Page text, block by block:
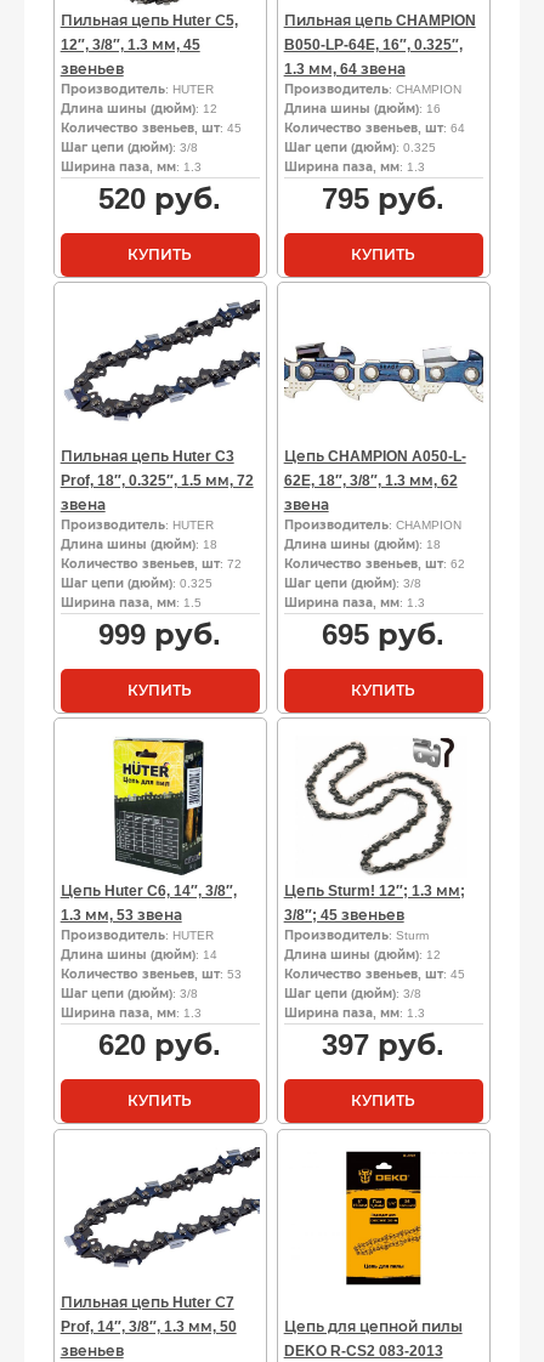
Пильная цепь Huter С5,
12″, 3/8″, 1.3 мм, 45
звеньев
Производитель: HUTER
Длина шины (дюйм): 12
Количество звеньев, шт: 45
Шаг цепи (дюйм): 3/8
Ширина паза, мм: 1.3
520 руб.
КУПИТЬ
Пильная цепь CHAMPION
B050-LP-64E, 16″, 0.325″,
1.3 мм, 64 звена
Производитель: CHAMPION
Длина шины (дюйм): 16
Количество звеньев, шт: 64
Шаг цепи (дюйм): 0.325
Ширина паза, мм: 1.3
795 руб.
КУПИТЬ
Пильная цепь Huter C3
Prof, 18″, 0.325″, 1.5 мм, 72
звена
Производитель: HUTER
Длина шины (дюйм): 18
Количество звеньев, шт: 72
Шаг цепи (дюйм): 0.325
Ширина паза, мм: 1.5
999 руб.
КУПИТЬ
Цепь CHAMPION A050-L-
62E, 18″, 3/8″, 1.3 мм, 62
звена
Производитель: CHAMPION
Длина шины (дюйм): 18
Количество звеньев, шт: 62
Шаг цепи (дюйм): 3/8
Ширина паза, мм: 1.3
695 руб.
КУПИТЬ
Цепь Huter C6, 14″, 3/8″,
1.3 мм, 53 звена
Производитель: HUTER
Длина шины (дюйм): 14
Количество звеньев, шт: 53
Шаг цепи (дюйм): 3/8
Ширина паза, мм: 1.3
620 руб.
КУПИТЬ
Цепь Sturm! 12″; 1.3 мм;
3/8″; 45 звеньев
Производитель: Sturm
Длина шины (дюйм): 12
Количество звеньев, шт: 45
Шаг цепи (дюйм): 3/8
Ширина паза, мм: 1.3
397 руб.
КУПИТЬ
Пильная цепь Huter С7
Prof, 14″, 3/8″, 1.3 мм, 50
звеньев
Цепь для цепной пилы
DEKO R-CS2 083-2013